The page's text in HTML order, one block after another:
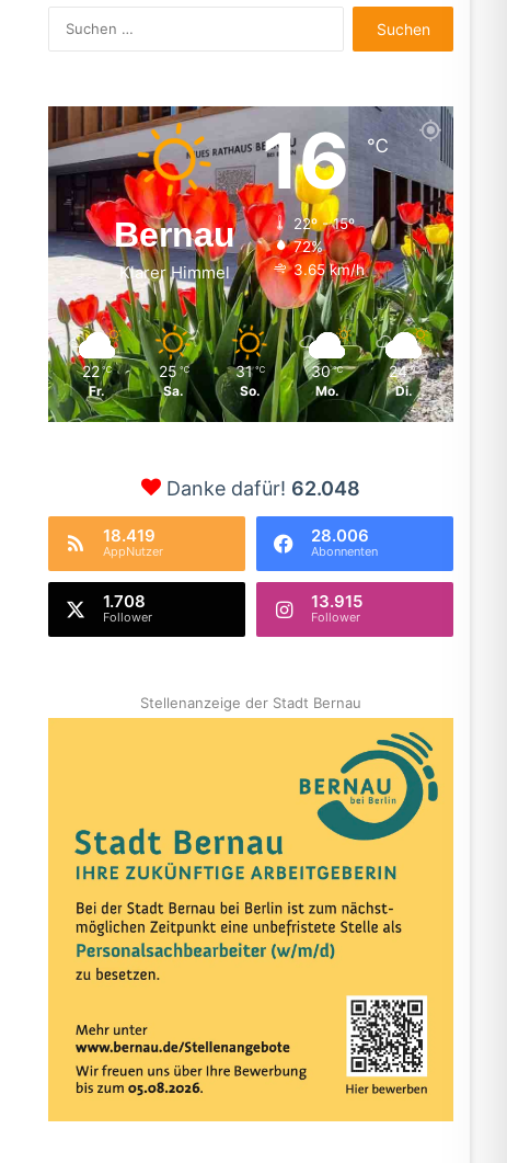
nach:
Bernau
Klarer Himmel
16℃
22º - 15º
72%
3.65 km/h
22 ℃
Fr.
25 ℃
Sa.
31 ℃
So.
30 ℃
Mo.
24 ℃
Di.
Danke dafür! 62.048
18.419
AppNutzer
28.006
Abonnenten
1.708
Follower
13.915
Follower
Stellenanzeige der Stadt Bernau